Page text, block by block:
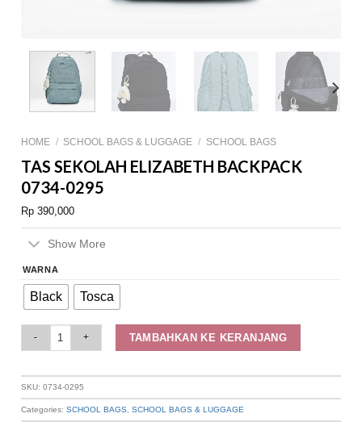
HOME / SCHOOL BAGS & LUGGAGE / SCHOOL BAGS
TAS SEKOLAH ELIZABETH BACKPACK
0734-0295
Rp 390,000
Show More
WARNA
Black Tosca
TAMBAHKAN KE KERANJANG
SKU:0734-0295
Categories:SCHOOL BAGS ,SCHOOL BAGS & LUGGAGE